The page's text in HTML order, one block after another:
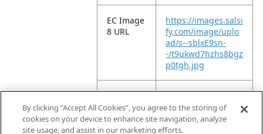
EC Image
8 URL
https://images.salsi
fy.com/image/uplo
ad/s--sblxE9sn-
-/t9ukwd7hzhs8bgz
p0tgh.jpg
EC Image
9 URL
https://images.salsi
fy.com/image/uplo
ad/s--2DkHyj7i-
-/qkt5vyhsnso9ywiu
By clicking “Accept All Cookies”, you agree to the storing of
cookies on your device to enhance site navigation, analyze
site usage, and assist in our marketing efforts.